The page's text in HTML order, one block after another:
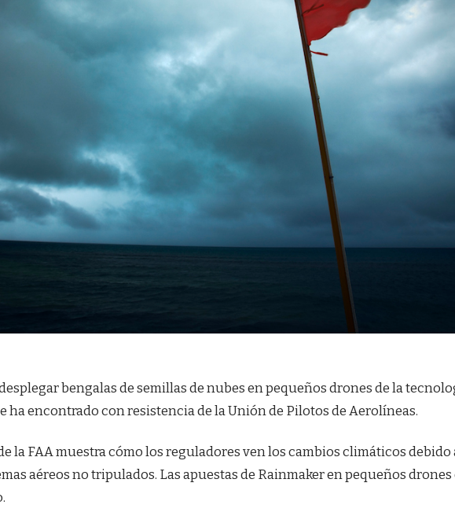
bengalas de semillas de nubes en pequeños drones de la
ha encontrado con resistencia de la Unión de Pilotos de Aerolíneas.
la FAA muestra cómo los reguladores ven los cambios climáticos debido
aéreos no tripulados. Las apuestas de Rainmaker en pequeños drones